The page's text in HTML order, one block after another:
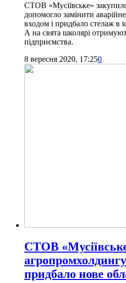
СТОВ «Мусіївське»
допомогло замінити
входом і придбало стелаж в
А на свята школярі
підприємства.
8 вересня 2020, 17:250
СТОВ
придбало нове